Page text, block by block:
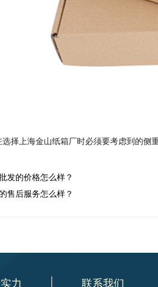
选择上海金山纸箱厂时必须要考虑到的侧
发的价格怎么样？
售后服务怎么样？
力 联系我们